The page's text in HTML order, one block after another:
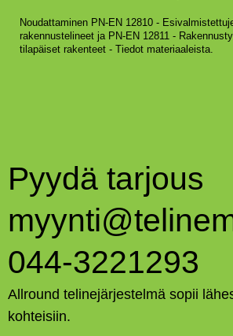
Noudattaminen PN-EN 12810 -
rakennustelineet ja PN-EN 12811 -
tilapäiset rakenteet - Tiedot materiaaleista.
Pyydä tarjous
044-3221293
Allround telinejärjestelmä sopii
kohteisiin.